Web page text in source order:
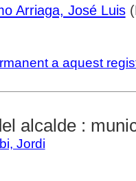
Arriaga, José Luis
a aquest
alcalde :
Jordi